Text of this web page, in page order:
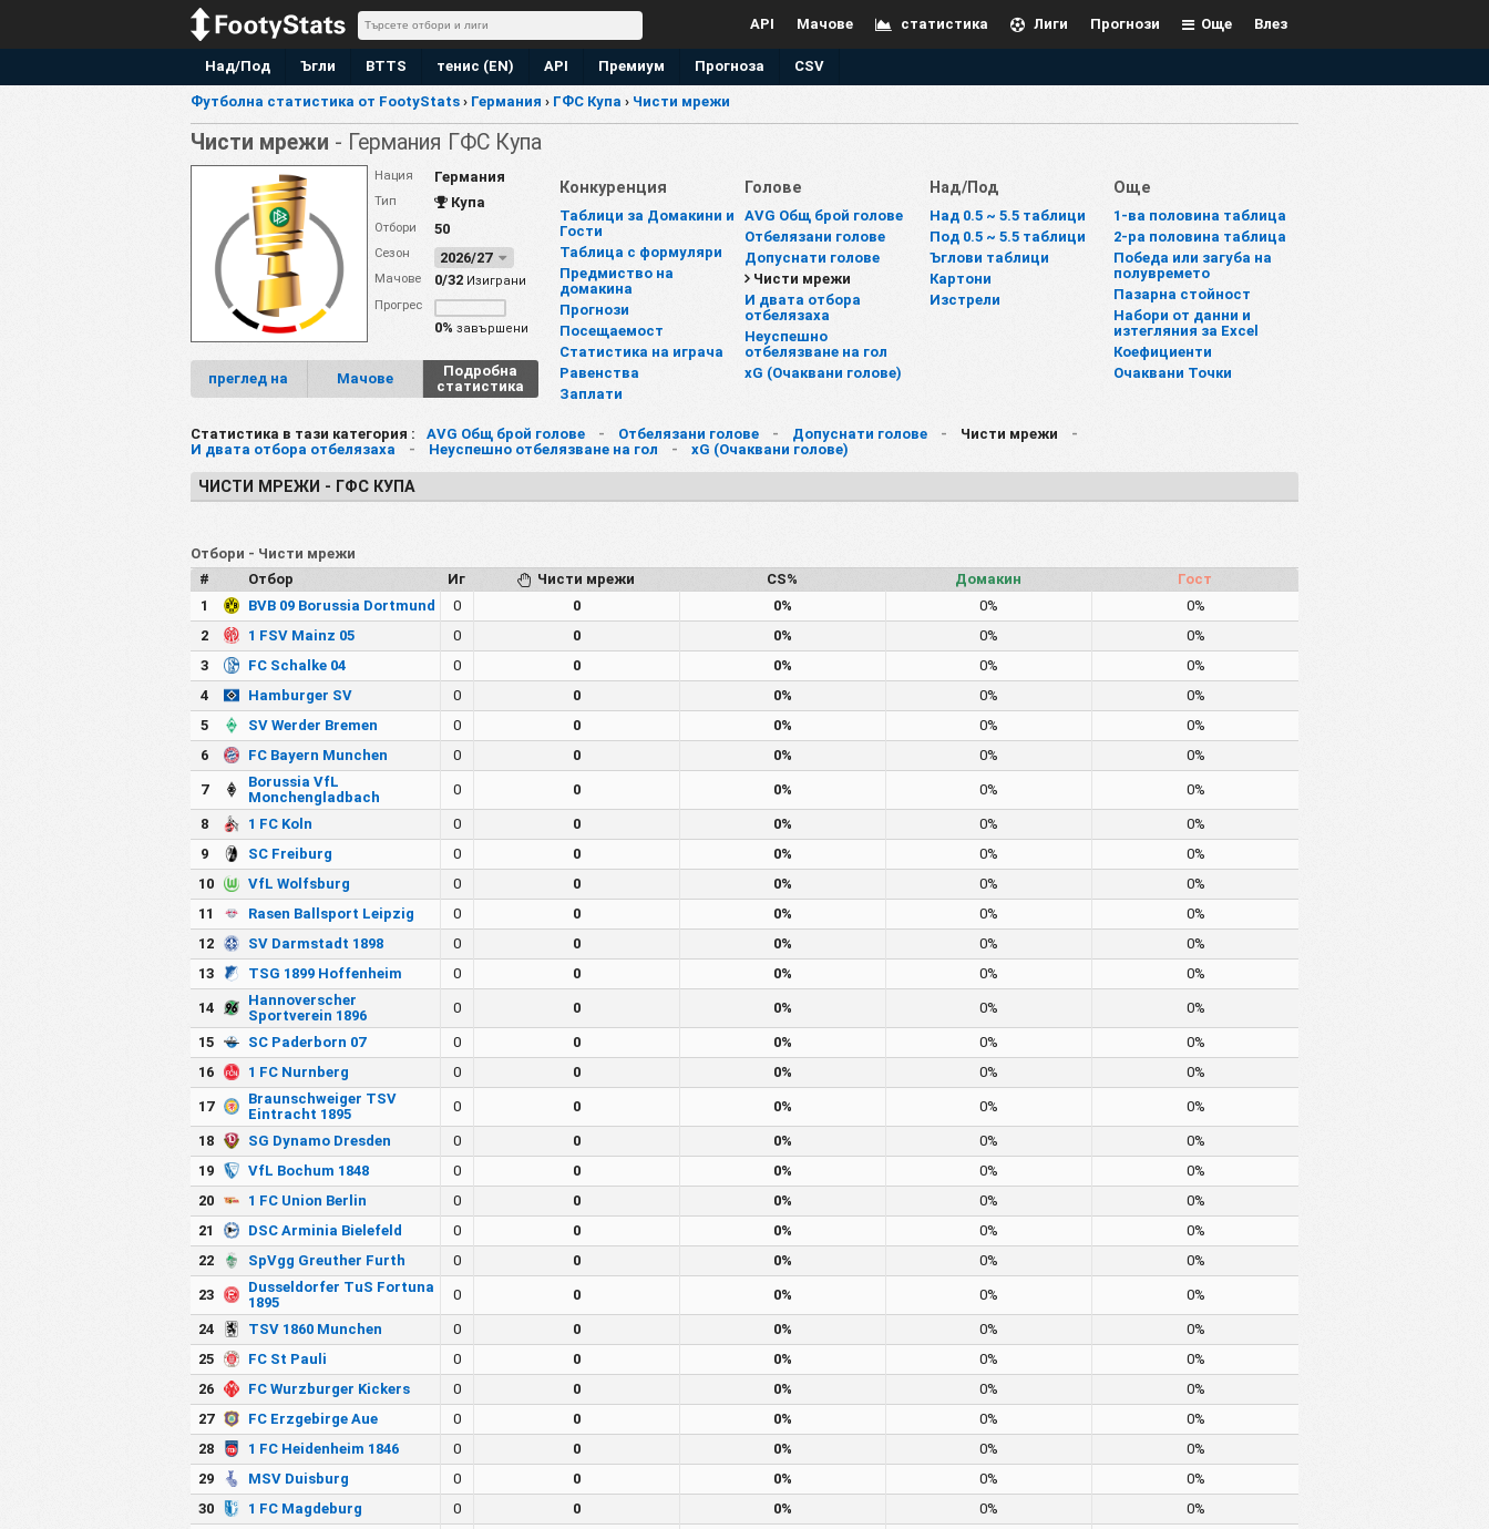
Влез
Още
Прогнози
Лиги
статистика
Мачове
API
Над/Под Ъгли BTTS тенис (EN) API Премиум Прогноза CSV
Футболна статистика от FootyStats › Германия › ГФС Купа › Чисти мрежи
Чисти мрежи - Германия ГФС Купа
Нация Германия
Тип Купа
Отбори 50
Сезон 2026/27
Мачове 0/32Изиграни
Прогрес
0% завършени
преглед на Мачове
Подробна
статистика
Конкуренция
Таблици за Домакини и
Гости
Таблица с формуляри
Предмиство на
домакина
Прогнози
Посещаемост
Статистика на играча
Равенства
Заплати
Голове
AVG Общ брой голове
Отбелязани голове
Допуснати голове
Чисти мрежи
И двата отбора
отбелязаха
Неуспешно
отбелязване на гол
xG (Очаквани голове)
Над/Под
Над 0.5 ~ 5.5 таблици
Под 0.5 ~ 5.5 таблици
Ъглови таблици
Картони
Изстрели
Още
1-ва половина таблица
2-ра половина таблица
Победа или загуба на
полувремето
Пазарна стойност
Набори от данни и
изтегляния за Excel
Коефициенти
Очаквани Точки
Статистика в тази категория : AVG Общ брой голове - Отбелязани голове - Допуснати голове - Чисти мрежи -
И двата отбора отбелязаха - Неуспешно отбелязване на гол - xG (Очаквани голове)
ЧИСТИ МРЕЖИ - ГФС КУПА
Отбори - Чисти мрежи
#
Отбор Иг Чисти мрежи CS% Домакин
Гост
1
BVB 09 Borussia Dortmund 0 0 0% 0%
0%
2
1 FSV Mainz 05 0 0 0% 0%
0%
3
FC Schalke 04 0 0 0% 0%
0%
4
Hamburger SV 0 0 0% 0%
0%
5
SV Werder Bremen 0 0 0% 0%
0%
6
FC Bayern Munchen 0 0 0% 0% 0%
7
Borussia VfL
Monchengladbach
0 0 0% 0% 0%
8 1 FC Koln 0 0 0% 0%
0%
9
SC Freiburg 0 0 0% 0%
0%
10
VfL Wolfsburg 0 0 0% 0%
0%
11
Rasen Ballsport Leipzig 0 0 0% 0%
0%
12
SV Darmstadt 1898 0 0 0% 0%
0%
13
TSG 1899 Hoffenheim 0 0 0% 0% 0%
14
Hannoverscher
Sportverein 1896
0 0 0% 0% 0%
15 SC Paderborn 07 0 0 0% 0%
0%
16
1 FC Nurnberg 0 0 0% 0% 0%
17
Braunschweiger TSV
Eintracht 1895
0 0 0% 0% 0%
18 SG Dynamo Dresden 0 0 0% 0%
0%
19
VfL Bochum 1848 0 0 0% 0%
0%
20
1 FC Union Berlin 0 0 0% 0%
0%
21
DSC Arminia Bielefeld 0 0 0% 0%
0%
22
SpVgg Greuther Furth 0 0 0% 0% 0%
23
Dusseldorfer TuS Fortuna
1895
0 0 0% 0% 0%
24 TSV 1860 Munchen 0 0 0% 0%
0%
25
FC St Pauli 0 0 0% 0%
0%
26
FC Wurzburger Kickers 0 0 0% 0%
0%
27
FC Erzgebirge Aue 0 0 0% 0%
0%
28
1 FC Heidenheim 1846 0 0 0% 0%
0%
29
MSV Duisburg 0 0 0% 0%
0%
30
1 FC Magdeburg 0 0 0% 0%
0%